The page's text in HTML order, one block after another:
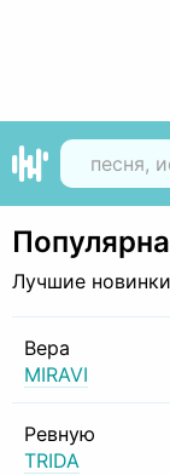
Лучшие
Вера
MIRAVI
Ревную
TRIDA